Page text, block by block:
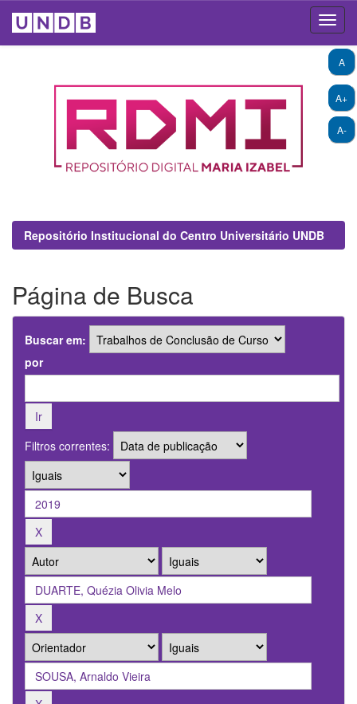
A+
A-
A
Repositório Institucional do Centro Universitário UNDB
Página de Busca
Buscar em:
por
Filtros correntes: